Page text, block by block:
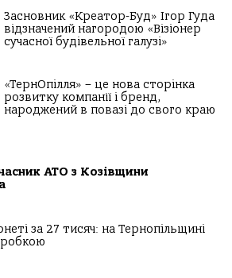
Засновник «Креатор-Буд» Ігор Гуда
відзначений нагородою «Візіонер
сучасної будівельної галузі»
«ТернОпілля» – це нова сторінка
розвитку компанії і бренд,
народжений в повазі до свого краю
АТО з Козівщини
за 27 тисяч: на Тернопільщині